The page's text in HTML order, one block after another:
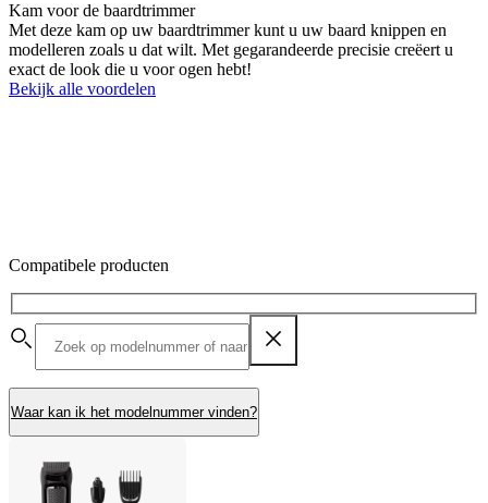
Kam voor de baardtrimmer
Met deze kam op uw baardtrimmer kunt u uw baard knippen en
modelleren zoals u dat wilt. Met gegarandeerde precisie creëert u
exact de look die u voor ogen hebt!
Bekijk alle voordelen
Compatibele producten
Waar kan ik het modelnummer vinden?